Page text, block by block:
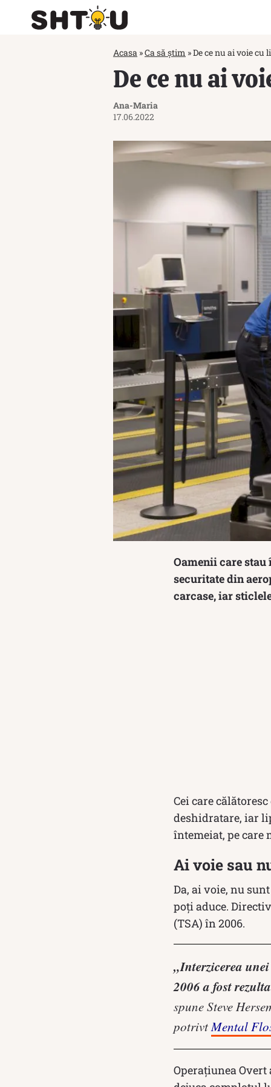
Acasa »Ca să știm »De ce nu ai voie cu
De ce nu ai
Ana-Maria
17.06.2022
Oamenii care
securitate din
carcase, iar
Cei care
deshidratare, iar
întemeiat, pe
Ai voie sau
Da, ai voie, nu
poți aduce.
(TSA) în 2006.
„Interzicerea
2006 a fost
spune Steve
potrivtMental
Operațiunea